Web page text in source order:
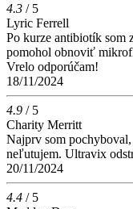
4.3 / 5
Lyric Ferrell
Po kurze antibiotík som
pomohol obnoviť
Vrelo odporúčam!
18/11/2024
4.9 / 5
Charity Merritt
Najprv som
neľutujem. Ultravix
20/11/2024
4.4 / 5